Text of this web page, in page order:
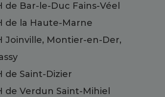
de Bar-le-Duc Fains-Véel
de la Haute-Marne
Joinville, Montier-en-Der,
de Saint-Dizier
de Verdun Saint-Mihiel